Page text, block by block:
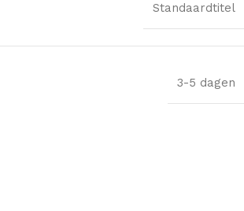
Standaardtitel
3-5 dagen